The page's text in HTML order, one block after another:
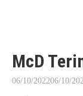
McD
06/10/202206/10/